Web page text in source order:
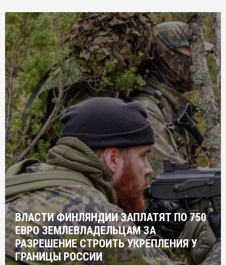
ВЛАСТИ ФИНЛЯНДИИ ЗАПЛАТЯТ ПО 750
ЕВРО ЗЕМЛЕВЛАДЕЛЬЦАМ ЗА
РАЗРЕШЕНИЕ СТРОИТЬ УКРЕПЛЕНИЯ У
ГРАНИЦЫ РОССИИ